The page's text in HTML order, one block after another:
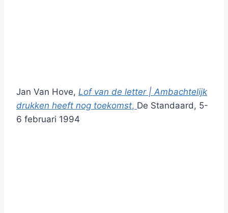
Jan Van Hove, Lof van de letter | Ambachtelijk
drukken heeft nog toekomst, De Standaard, 5-
6 februari 1994